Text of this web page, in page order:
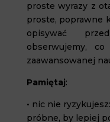
proste wyrazy z
proste, poprawne
opisywać
obserwujemy,
zaawansowanej
Pamiętaj:
• nic nie
próbne, by lepiej